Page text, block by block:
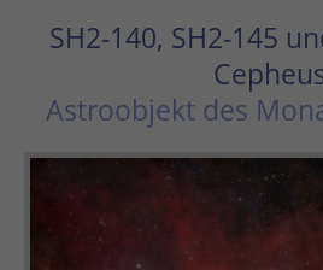
SH2-140, SH2-145
Astroobjekt des